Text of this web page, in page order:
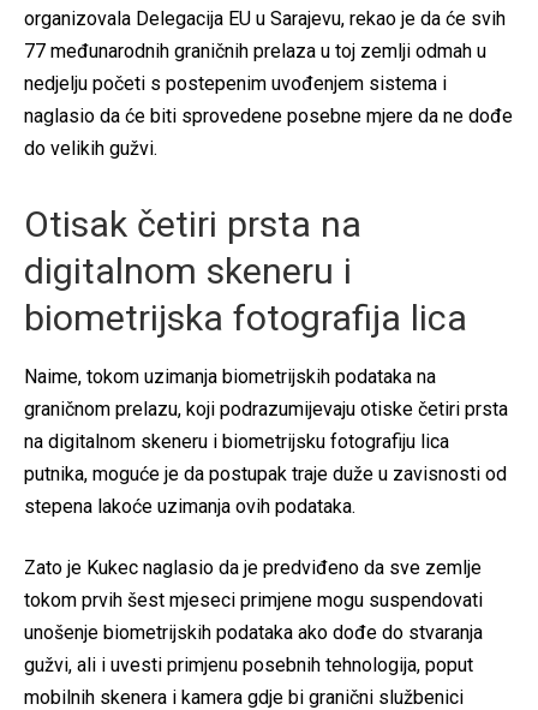
organizovala Delegacija EU u Sarajevu, rekao je da će svih
77 međunarodnih graničnih prelaza u toj zemlji odmah u
nedjelju početi s postepenim uvođenjem sistema i
naglasio da će biti sprovedene posebne mjere da ne dođe
do velikih gužvi.
Otisak četiri prsta na
digitalnom skeneru i
biometrijska fotografija lica
Naime, tokom uzimanja biometrijskih podataka na
graničnom prelazu, koji podrazumijevaju otiske četiri prsta
na digitalnom skeneru i biometrijsku fotografiju lica
putnika, moguće je da postupak traje duže u zavisnosti od
stepena lakoće uzimanja ovih podataka.
Zato je Kukec naglasio da je predviđeno da sve zemlje
tokom prvih šest mjeseci primjene mogu suspendovati
unošenje biometrijskih podataka ako dođe do stvaranja
gužvi, ali i uvesti primjenu posebnih tehnologija, poput
mobilnih skenera i kamera gdje bi granični službenici